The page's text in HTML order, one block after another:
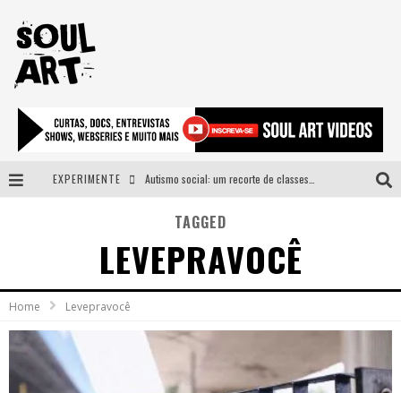
EXPERIMENTE
A subida da rampa é diferente!
Faça o bem! Mas, sem olhar a quem!?
Novo single de Arnaldo Tifu, “De Testa” explora brasilidade em sons, cores e símbolos
TAGGED
LEVEPRAVOCÊ
Home Levepravocê